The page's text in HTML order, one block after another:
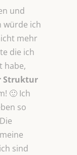
und
würde ich
mehr
die ich
habe,
Struktur
🙂 Ich
so
sind